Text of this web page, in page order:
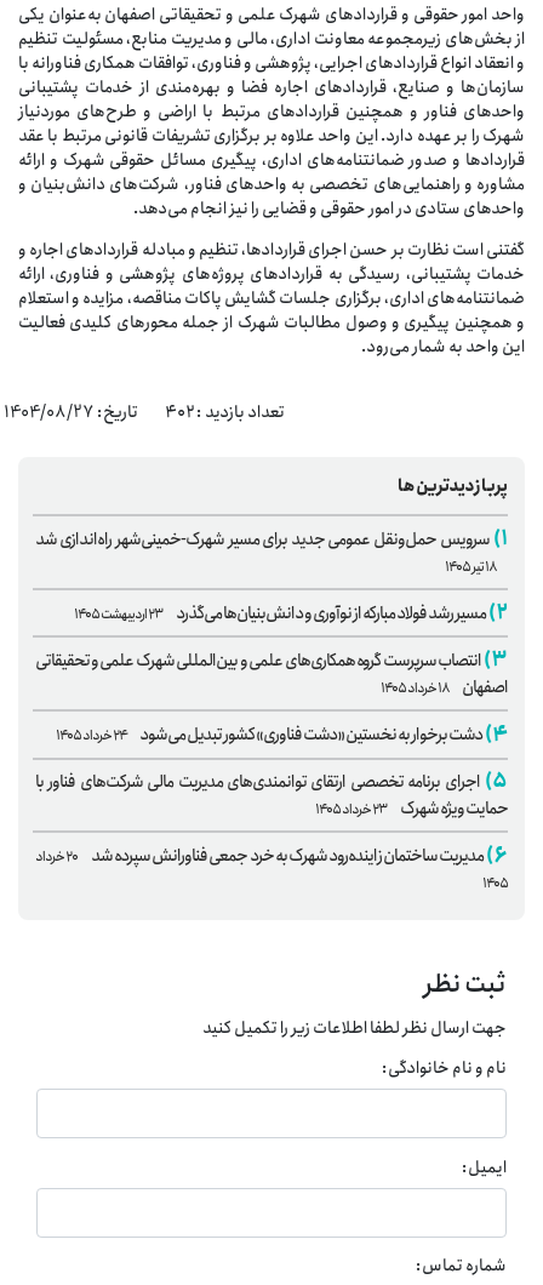
واحد امور حقوقی و قراردادهای شهرک علمی و تحقیقاتی اصفهان به‌عنوان یکی
از بخش‌های زیرمجموعه معاونت اداری، مالی و مدیریت منابع، مسئولیت تنظیم
و انعقاد انواع قراردادهای اجرایی، پژوهشی و فناوری، توافقات همکاری فناورانه با
سازمان‌ها و صنایع، قراردادهای اجاره فضا و بهره‌مندی از خدمات پشتیبانی
واحدهای فناور و همچنین قراردادهای مرتبط با اراضی و طرح‌های موردنیاز
شهرک را بر عهده دارد. این واحد علاوه بر برگزاری تشریفات قانونی مرتبط با عقد
قراردادها و صدور ضمانتنامه‌های اداری، پیگیری مسائل حقوقی شهرک و ارائه
مشاوره و راهنمایی‌های تخصصی به واحدهای فناور، شرکت‌های دانش‌بنیان و
واحدهای ستادی در امور حقوقی و قضایی را نیز انجام می‌دهد.
گفتنی است نظارت بر حسن اجرای قراردادها، تنظیم و مبادله قراردادهای اجاره و
خدمات پشتیبانی، رسیدگی به قراردادهای پروژه‌های پژوهشی و فناوری، ارائه
ضمانتنامه‌های اداری، برگزاری جلسات گشایش پاکات مناقصه، مزایده و استعلام
و همچنین پیگیری و وصول مطالبات شهرک از جمله محورهای کلیدی فعالیت
این واحد به شمار می‌رود.
تعداد بازدید : ۴۰۲ تاریخ: 1404/08/27
پربازدیدترین‌ها
سرویس حمل‌ونقل عمومی جدید برای مسیر شهرک-خمینی‌شهر راه‌اندازی شد
مسیر رشد فولاد مبارکه از نوآوری و دانش‌بنیان‌ها می‌گذرد ۲۳ اردیبهشت ۱۴۰۵
انتصاب سرپرست گروه همکاری‌های علمی و بین‌المللی شهرک علمی و تحقیقاتی
اصفهان ۱۸ خرداد ۱۴۰۵
دشت برخوار به نخستین «دشت فناوری» کشور تبدیل می‌شود ۲۴ خرداد ۱۴۰۵
اجرای برنامه تخصصی ارتقای توانمندی‌های مدیریت مالی شرکت‌های فناور با
حمایت ویژه شهرک ۲۳ خرداد ۱۴۰۵
مدیریت ساختمان زاینده‌رود شهرک به خرد جمعی فناورانش سپرده شد
۲۰ خرداد
۱۴۰۵
ثبت نظر
جهت ارسال نظر لطفا اطلاعات زیر را تکمیل کنید
نام و نام خانوادگی:
ایمیل:
شماره تماس: